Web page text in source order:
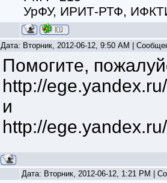
УрФУ, ИРИТ-РТФ,
Дата: Вторник, 2012-06-12, 9:50 AM |
Помогите,
http://
и
http://
Дата: Вторник, 2012-06-12, 1:21 PM |